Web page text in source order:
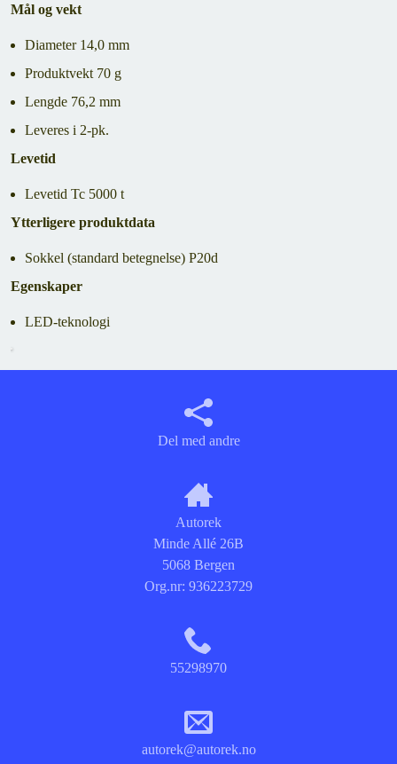
Mål og vekt
Diameter 14,0 mm
Produktvekt 70 g
Lengde 76,2 mm
Leveres i 2-pk.
Levetid
Levetid Tc 5000 t
Ytterligere produktdata
Sokkel (standard betegnelse) P20d
Egenskaper
LED-teknologi
Del med andre
Autorek
Minde Allé 26B
5068 Bergen
Org.nr: 936223729
55298970
autorek@autorek.no